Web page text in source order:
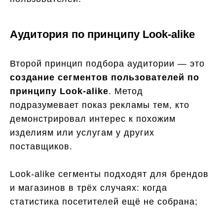
Аудитория по принципу Look-alike
Второй принцип подбора аудитории — это
создание сегментов пользователей по
принципу Look-alike. Метод
подразумевает показ рекламы тем, кто
демонстрировал интерес к похожим
изделиям или услугам у других
поставщиков.
Look-alike сегменты подходят для брендов
и магазинов в трёх случаях: когда
статистика посетителей ещё не собрана;